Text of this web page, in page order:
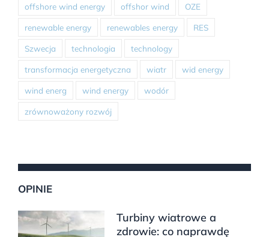
offshore wind energy offshor wind OZE
renewable energy renewables energy RES
Szwecja technologia technology
transformacja energetyczna wiatr wid energy
wind energ wind energy wodór
zrównoważony rozwój
OPINIE
Turbiny wiatrowe a
zdrowie: co naprawdę